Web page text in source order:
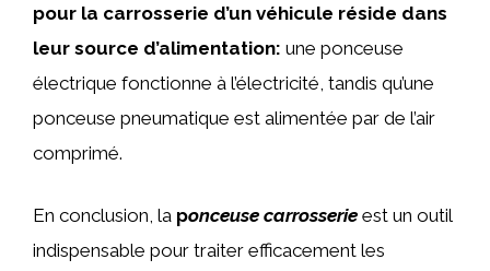
pour la carrosserie d’un véhicule réside dans
leur source d’alimentation: une ponceuse
électrique fonctionne à l’électricité, tandis qu’une
ponceuse pneumatique est alimentée par de l’air
comprimé.
En conclusion, la ponceuse carrosserie est un outil
indispensable pour traiter efficacement les